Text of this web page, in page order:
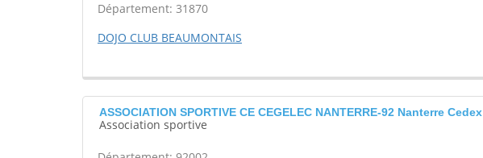
Département: 31870
DOJO CLUB BEAUMONTAIS
ASSOCIATION SPORTIVE CE CEGELEC NANTERRE-92 Nanterre Cedex
Association sportive